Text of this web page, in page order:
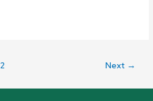
2 Next →